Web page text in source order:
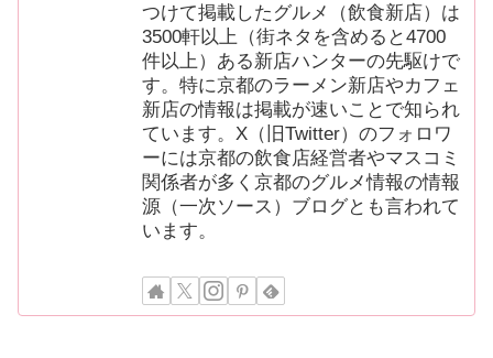
つけて掲載したグルメ（飲食新店）は
3500軒以上（街ネタを含めると4700
件以上）ある新店ハンターの先駆けで
す。特に京都のラーメン新店やカフェ
新店の情報は掲載が速いことで知られ
ています。X（旧Twitter）のフォロワ
ーには京都の飲食店経営者やマスコミ
関係者が多く京都のグルメ情報の情報
源（一次ソース）ブログとも言われて
います。